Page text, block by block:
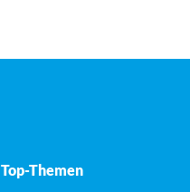
Top-Themen